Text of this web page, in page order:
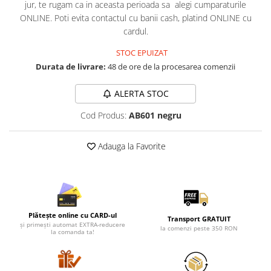
Lenjerii de pat pentru copii
Cadouri Cuplu
Pijamale de dama
Pijamale de barbati
WINTER Collection
Halate si pijamale Family
Seturi elegante femei
Pijamale de copii
Pijamale BIG SIZE femei
Tricouri de craciun
jur, te rugam ca in aceasta perioada sa alegi cumparaturile
ONLINE. Poti evita contactul cu banii cash, platind ONLINE cu
cardul.
STOC EPUIZAT
Durata de livrare: 48 de ore de la procesarea comenzii
ALERTA STOC
Cod Produs: AB601 negru
Adauga la Favorite
Plătește online cu CARD-ul
și primești automat EXTRA-reducere
la comanda ta!
Transport GRATUIT
la comenzi peste 350 RON